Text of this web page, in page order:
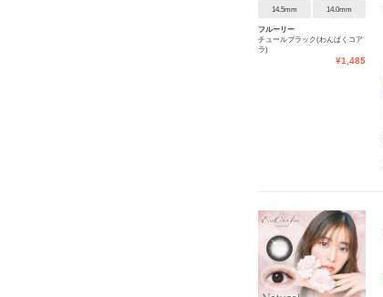
14.5mm 14.0mm
フルーリー
チュールブラック(わんぱくコア
ラ)
¥1,485